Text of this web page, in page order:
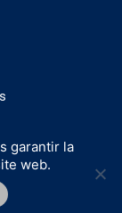
garantir la
web.